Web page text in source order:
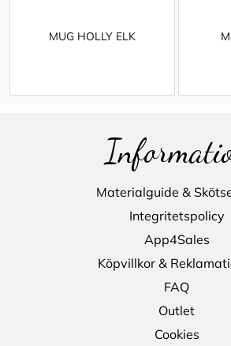
MUG HOLLY ELK
Materialguide &
Integritetspolicy
App4Sales
Köpvillkor &
FAQ
Outlet
Cookies